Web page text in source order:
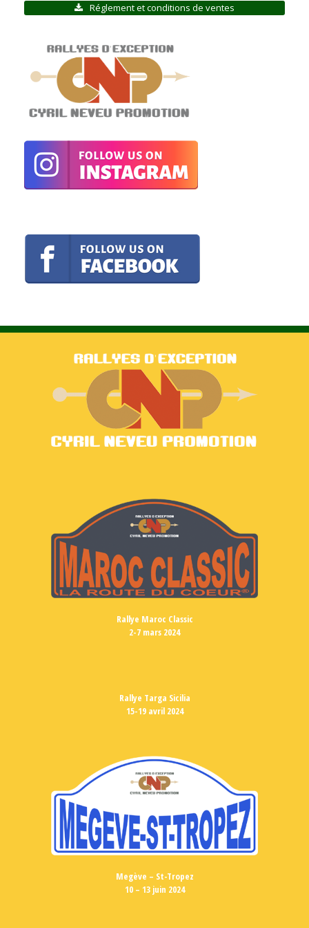
Réglement et conditions de ventes
Rallye Maroc Classic
2-7 mars 2024
Rallye Targa Sicilia
15-19 avril 2024
Megève – St-Tropez
10 – 13 juin 2024